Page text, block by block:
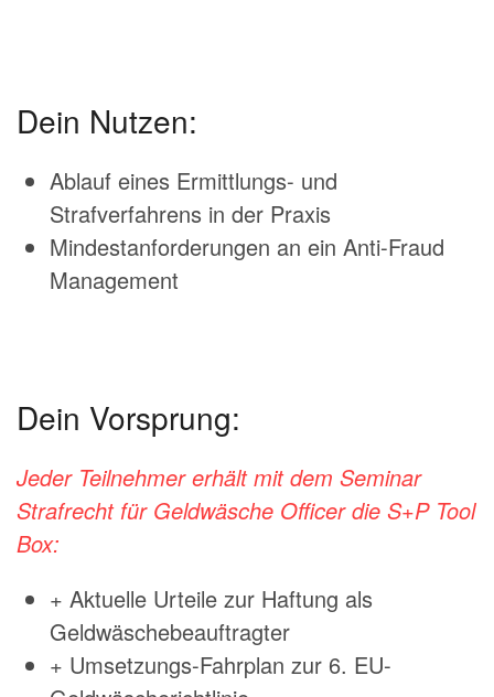
Dein Nutzen:
Ablauf eines Ermittlungs- und
Strafverfahrens in der Praxis
Mindestanforderungen an ein Anti-Fraud
Management
Dein Vorsprung:
Jeder Teilnehmer erhält mit dem Seminar
Strafrecht für Geldwäsche Officer die S+P Tool
Box:
+ Aktuelle Urteile zur Haftung als
Geldwäschebeauftragter
+ Umsetzungs-Fahrplan zur 6. EU-